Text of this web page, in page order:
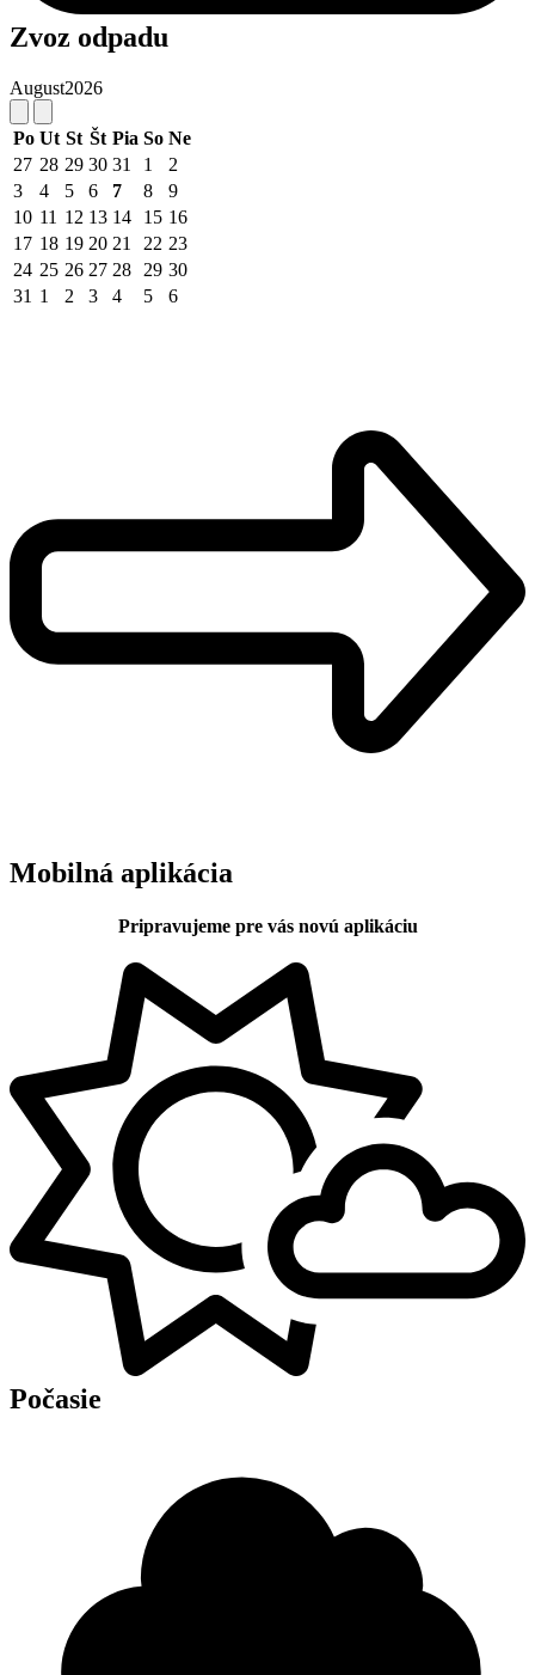
Zvoz odpadu
August2026
Po Ut St Št Pia So Ne
27 28 29 30 31 1
2
3
4 5 6 7 8
9
10 11 12 13 14 15 16
17 18 19 20 21 22 23
24 25 26 27 28 29 30
31 1 2 3 4 5 6
Mobilná aplikácia
Pripravujeme pre vás novú aplikáciu
Počasie